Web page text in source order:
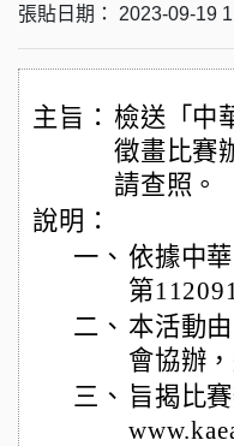
張貼日期： 2023-09-19
主旨： 檢送「中
徵畫比賽
請查照。
說明：
一、 依據中
第
二、 本活動
會協辦
三、 旨揭比